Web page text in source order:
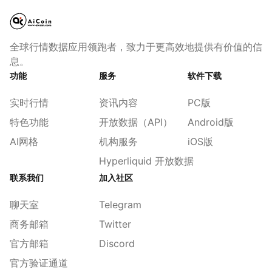
全球行情数据应用领跑者，致力于更高效地提供有价值的信
息。
功能
实时行情
特色功能
AI网格
服务
资讯内容
开放数据（API）
机构服务
Hyperliquid 开放数据
软件下载
PC版
Android版
iOS版
联系我们
聊天室
商务邮箱
官方邮箱
官方验证通道
加入社区
Telegram
Twitter
Discord